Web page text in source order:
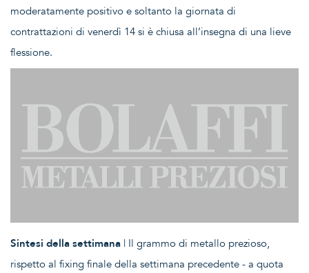
moderatamente positivo e soltanto la giornata di
contrattazioni di venerdì 14 si è chiusa all’insegna di una lieve
flessione.
Sintesi della settimana | Il grammo di metallo prezioso,
rispetto al fixing finale della settimana precedente - a quota